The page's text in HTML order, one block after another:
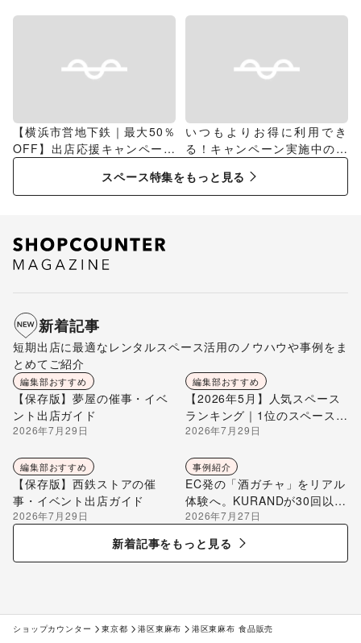
【横浜市営地下鉄｜最大50％
OFF】出店応援キャンペーン
特集
いつもよりお得に利用でき
る！キャンペーン実施中のス
スペース特集をもっと見る
新着記事
短期出店に最適なレンタルスペース活用のノウハウや事例をま
とめてご紹介
編集部おすすめ
【保存版】夢屋の催事・イベ
ント出店ガイド
2026年7月29日
編集部おすすめ
【2026年5月】人気スペース
ランキング｜1位のスペースを
編集部が解説
2026年7月29日
編集部おすすめ
【保存版】西鉄ストアの催
事・イベント出店ガイド
2026年7月29日
事例紹介
EC発の「酒ガチャ」をリアル
体験へ。KURANDが30回以上
のポップアップ出店で届け
る“新しいお酒との出会い”
2026年7月27日
新着記事をもっと見る
ショップカウンター 東京都 港区東麻布 港区東麻布 食品販売